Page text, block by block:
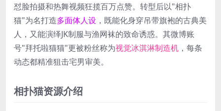
怼脸拍摄和热舞视频狂揽百万点赞。转型后以"相扑
猫"为名打造多面体人设 ，既能化身穿吊带旗袍的古典美
人，又能演绎JK制服与渔网袜的致命诱惑。其微博账
号"拜托啦猫猫"更被粉丝称为视觉冰淇淋制造机 ，每条
动态都精准狙击宅男审美。
相扑猫资源介绍